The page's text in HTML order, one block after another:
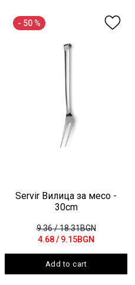
- 50 %
Servir Вилица за месо -
30cm
9.36/ 18.31BGN
4.68/ 9.15BGN
Add to cart